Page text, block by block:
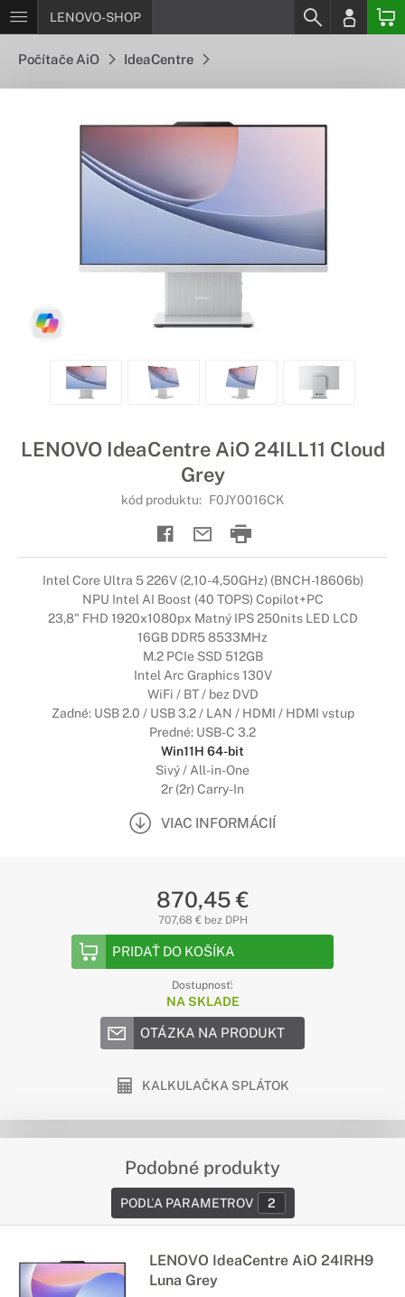
LENOVO-SHOP
Počítače AiO IdeaCentre
LENOVO IdeaCentre AiO 24ILL11 Cloud
Grey
kód produktu: F0JY0016CK
Intel Core Ultra 5 226V (2,10-4,50GHz) (BNCH-18606b)
NPU Intel AI Boost (40 TOPS) Copilot+PC
23,8" FHD 1920x1080px Matný IPS 250nits LED LCD
16GB DDR5 8533MHz
M.2 PCIe SSD 512GB
Intel Arc Graphics 130V
WiFi / BT / bez DVD
Zadné: USB 2.0 / USB 3.2 / LAN / HDMI / HDMI vstup
Predné: USB-C 3.2
Win11H 64-bit
Sivý / All-in-One
2r (2r) Carry-In
VIAC INFORMÁCIÍ
870,45 €
707,68 € bez DPH
PRIDAŤ DO KOŠÍKA
Dostupnosť:
NA SKLADE
OTÁZKA NA PRODUKT
KALKULAČKA SPLÁTOK
Podobné produkty
PODĽA PARAMETROV 2
LENOVO IdeaCentre AiO 24IRH9
Luna Grey